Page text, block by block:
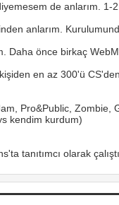
de anlarım. 1-
anlarım.
Daha önce birkaç
en az 300'ü
Pro&Public, Zombie,
kendim kurdum)
tanıtımcı olarak